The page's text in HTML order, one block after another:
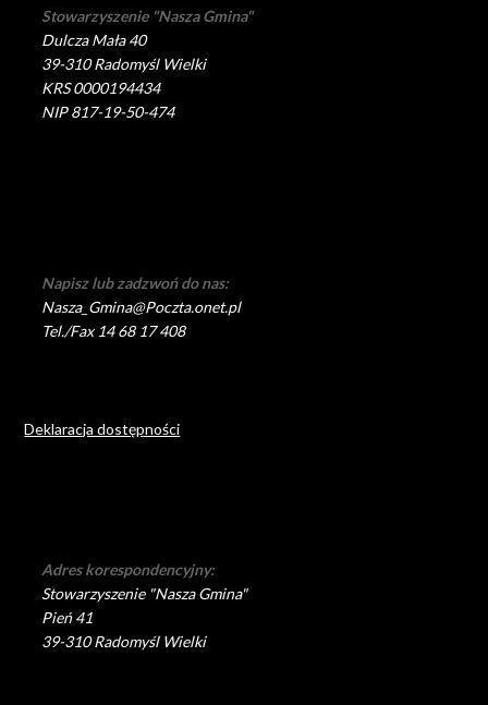
Stowarzyszenie "Nasza Gmina"
Dulcza Mała 40
39-310 Radomyśl Wielki
KRS 0000194434
NIP 817-19-50-474
Napisz lub zadzwoń do nas:
Nasza_Gmina@Poczta.onet.pl
Tel./Fax 14 68 17 408
Deklaracja dostępności
Adres korespondencyjny:
Stowarzyszenie "Nasza Gmina"
Pień 41
39-310 Radomyśl Wielki